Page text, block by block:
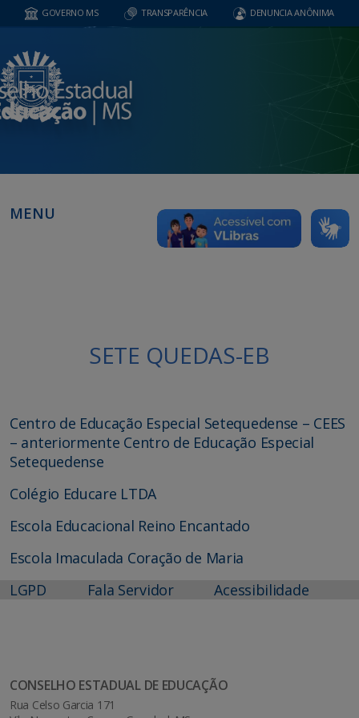
GOVERNO MS TRANSPARÊNCIA DENUNCIA ANÔNIMA
MENU
SETE QUEDAS-EB
Centro de Educação Especial Setequedense – CEES
– anteriormente Centro de Educação Especial
Setequedense
Colégio Educare LTDA
Escola Educacional Reino Encantado
Escola Imaculada Coração de Maria
LGPD
Fala Servidor Acessibilidade
CONSELHO ESTADUAL DE EDUCAÇÃO
Rua Celso Garcia 171